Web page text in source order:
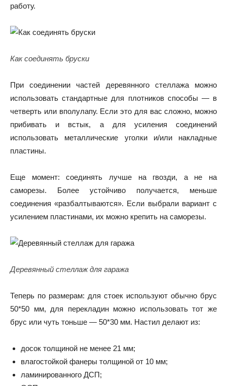
работу.
Как соединять бруски
При соединении частей деревянного стеллажа можно
использовать стандартные для плотников способы — в
четверть или вполулапу. Если это для вас сложно, можно
прибивать и встык, а для усиления соединений
использовать металлические уголки и/или накладные
пластины.
Еще момент: соединять лучше на гвозди, а не на
саморезы. Более устойчиво получается, меньше
соединения «разбалтываются». Если выбрали вариант с
усилением пластинами, их можно крепить на саморезы.
Деревянный стеллаж для гаража
Теперь по размерам: для стоек используют обычно брус
50*50 мм, для перекладин можно использовать тот же
брус или чуть тоньше — 50*30 мм. Настил делают из:
досок толщиной не менее 21 мм;
влагостойкой фанеры толщиной от 10 мм;
ламинированного ДСП;